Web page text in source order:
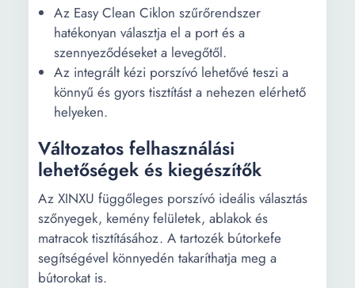
Az Easy Clean Ciklon szűrőrendszer
hatékonyan választja el a port és a
szennyeződéseket a levegőtől.
Az integrált kézi porszívó lehetővé teszi a
könnyű és gyors tisztítást a nehezen elérhető
helyeken.
Változatos felhasználási
lehetőségek és kiegészítők
Az XINXU függőleges porszívó ideális választás
szőnyegek, kemény felületek, ablakok és
matracok tisztításához. A tartozék bútorkefe
segítségével könnyedén takaríthatja meg a
bútorokat is.